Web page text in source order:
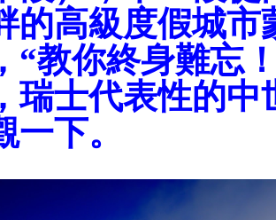
的高級度假城市
“教你終身難忘
瑞士代表性的中
下。